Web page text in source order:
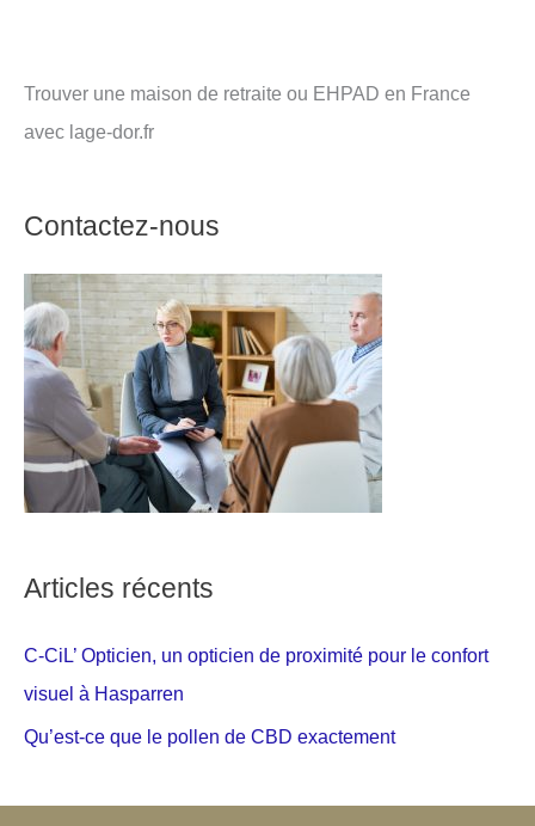
Trouver une maison de retraite ou EHPAD en France
avec lage-dor.fr
Contactez-nous
Articles récents
C-CiL’ Opticien, un opticien de proximité pour le confort
visuel à Hasparren
Qu’est-ce que le pollen de CBD exactement